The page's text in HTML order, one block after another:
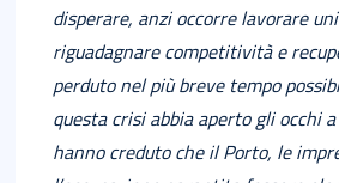
disperare, anzi occorre lavorare
riguadagnare competitività e
perduto nel più breve tempo
questa crisi abbia aperto gli occhi
hannocreduto che il Porto, le